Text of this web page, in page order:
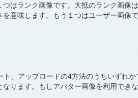
はランク画像です。大抵のランク画像
意味します。もう１つはユーザー画像
、アップロードの4方法のうちいずれ
ります。もしアバター画像を利用でき